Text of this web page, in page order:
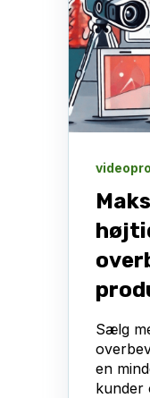
Sælg
en
kunder